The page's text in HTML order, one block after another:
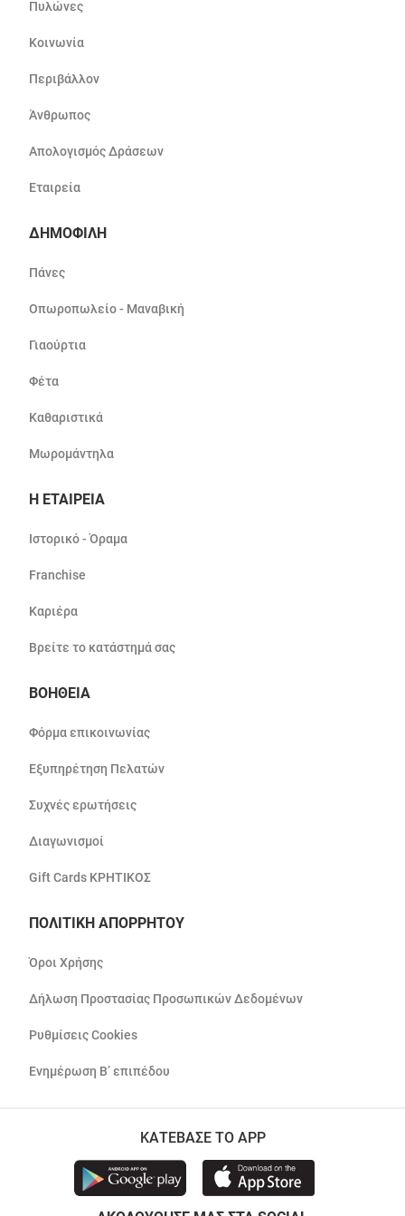
Πυλώνες
Κοινωνία
Περιβάλλον
Άνθρωπος
Απολογισμός Δράσεων
Εταιρεία
ΔΗΜΟΦΙΛΗ
Πάνες
Οπωροπωλείο - Μαναβική
Γιαούρτια
Φέτα
Καθαριστικά
Μωρομάντηλα
Η ΕΤΑΙΡΕΙΑ
Ιστορικό - Όραμα
Franchise
Καριέρα
Βρείτε το κατάστημά σας
ΒΟΗΘΕΙΑ
Φόρμα επικοινωνίας
Εξυπηρέτηση Πελατών
Συχνές ερωτήσεις
Διαγωνισμοί
Gift Cards ΚΡΗΤΙΚΟΣ
ΠΟΛΙΤΙΚΗ ΑΠΟΡΡΗΤΟΥ
Όροι Χρήσης
Δήλωση Προστασίας Προσωπικών Δεδομένων
Ρυθμίσεις Cookies
Ενημέρωση Β’ επιπέδου
ΚΑΤΕΒΑΣΕ ΤΟ APP